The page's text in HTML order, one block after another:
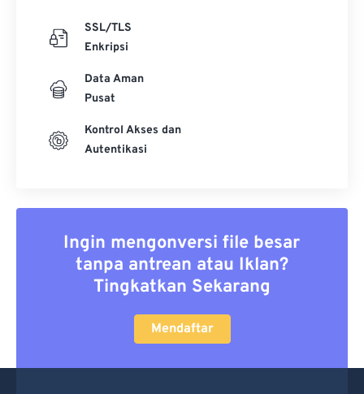
SSL/TLS
Enkripsi
Data Aman
Pusat
Kontrol Akses dan
Autentikasi
Ingin mengonversi file besar
tanpa antrean atau Iklan?
Tingkatkan Sekarang
Mendaftar